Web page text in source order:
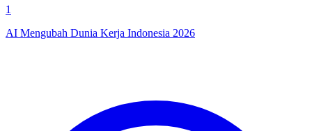
1
AI Mengubah Dunia Kerja Indonesia 2026